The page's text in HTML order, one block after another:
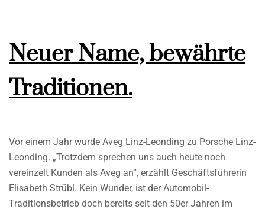
Neuer Name, bewährte
Traditionen.
Vor einem Jahr wurde Aveg Linz-Leonding zu Porsche Linz-
Leonding. „Trotzdem sprechen uns auch heute noch
vereinzelt Kunden als Aveg an“, erzählt Geschäftsführerin
Elisabeth Strübl. Kein Wunder, ist der Automobil-
Traditionsbetrieb doch bereits seit den 50er Jahren im